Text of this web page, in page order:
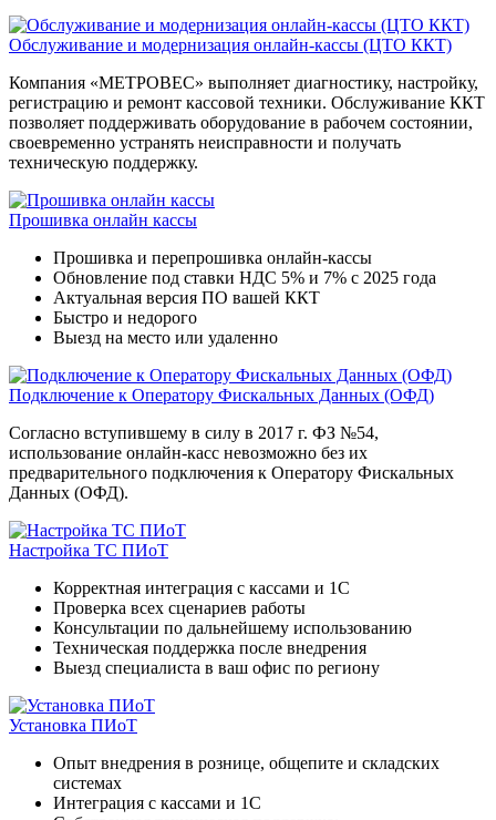
Обслуживание и модернизация онлайн-кассы (ЦТО ККТ)
Компания «МЕТРОВЕС» выполняет диагностику, настройку,
регистрацию и ремонт кассовой техники. Обслуживание ККТ
позволяет поддерживать оборудование в рабочем состоянии,
своевременно устранять неисправности и получать
техническую поддержку.
Прошивка онлайн кассы
Прошивка и перепрошивка онлайн-кассы
Обновление под ставки НДС 5% и 7% с 2025 года
Актуальная версия ПО вашей ККТ
Быстро и недорого
Выезд на место или удаленно
Подключение к Оператору Фискальных Данных (ОФД)
Согласно вступившему в силу в 2017 г. ФЗ №54,
использование онлайн-касс невозможно без их
предварительного подключения к Оператору Фискальных
Данных (ОФД).
Настройка ТС ПИоТ
Корректная интеграция с кассами и 1С
Проверка всех сценариев работы
Консультации по дальнейшему использованию
Техническая поддержка после внедрения
Выезд специалиста в ваш офис по региону
Установка ПИоТ
Опыт внедрения в рознице, общепите и складских
системах
Интеграция с кассами и 1С